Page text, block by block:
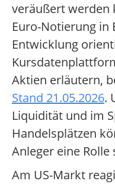
veräußert werden
Euro-Notierung in
Entwicklung
Aktien erläutern,
Stand 21.05.2026.
Liquidität und im
Handelsplätzen
Anleger eine Rolle
Am US-Markt